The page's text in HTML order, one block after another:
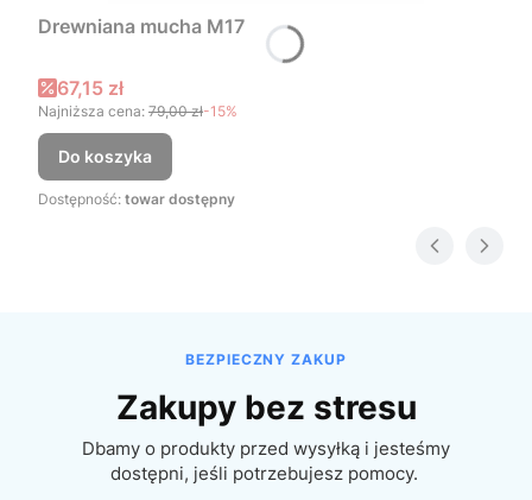
Drewniana mucha M17
Cena promocyjna
67,15 zł
Najniższa cena: 79,00 zł-15%
Do koszyka
Dostępność: towar dostępny
BEZPIECZNY ZAKUP
Zakupy bez stresu
Dbamy o produkty przed wysyłką i jesteśmy
dostępni, jeśli potrzebujesz pomocy.